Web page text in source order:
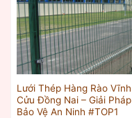
Lưới Thép Hàng Rào Vĩnh
Cửu Đồng Nai – Giải Pháp
Bảo Vệ An Ninh #TOP1